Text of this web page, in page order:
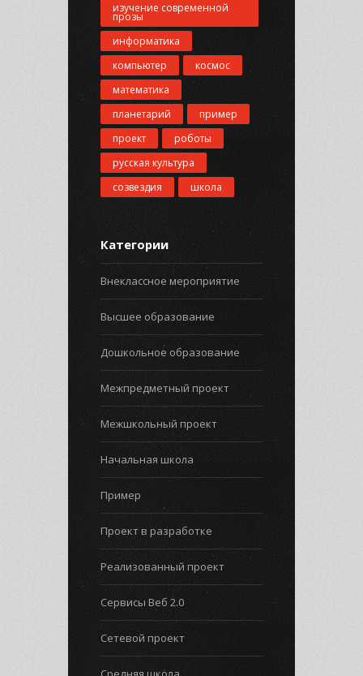
изучение современной
прозы
информатика
компьютер
космос
математика
планетарий
пример
проект
роботы
русская культура
созвездия
школа
Категории
Внеклассное мероприятие
Высшее образование
Дошкольное образование
Межпредметный проект
Межшкольный проект
Начальная школа
Пример
Проект в разработке
Реализованный проект
Сервисы Веб 2.0
Сетевой проект